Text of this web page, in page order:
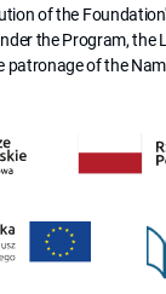
of the
the Program, the
patronage of the